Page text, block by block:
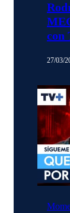
con
27/03/